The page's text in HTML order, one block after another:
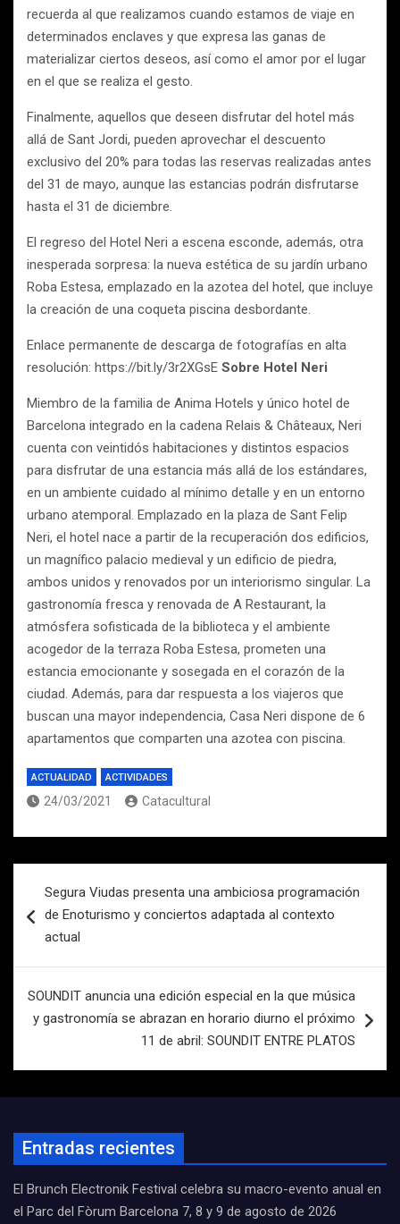
recuerda al que realizamos cuando estamos de viaje en
determinados enclaves y que expresa las ganas de
materializar ciertos deseos, así como el amor por el lugar
en el que se realiza el gesto.
Finalmente, aquellos que deseen disfrutar del hotel más
allá de Sant Jordi, pueden aprovechar el descuento
exclusivo del 20% para todas las reservas realizadas antes
del 31 de mayo, aunque las estancias podrán disfrutarse
hasta el 31 de diciembre.
El regreso del Hotel Neri a escena esconde, además, otra
inesperada sorpresa: la nueva estética de su jardín urbano
Roba Estesa, emplazado en la azotea del hotel, que incluye
la creación de una coqueta piscina desbordante.
Enlace permanente de descarga de fotografías en alta
resolución: https://bit.ly/3r2XGsE Sobre Hotel Neri
Miembro de la familia de Anima Hotels y único hotel de
Barcelona integrado en la cadena Relais & Châteaux, Neri
cuenta con veintidós habitaciones y distintos espacios
para disfrutar de una estancia más allá de los estándares,
en un ambiente cuidado al mínimo detalle y en un entorno
urbano atemporal. Emplazado en la plaza de Sant Felip
Neri, el hotel nace a partir de la recuperación dos edificios,
un magnífico palacio medieval y un edificio de piedra,
ambos unidos y renovados por un interiorismo singular. La
gastronomía fresca y renovada de A Restaurant, la
atmósfera sofisticada de la biblioteca y el ambiente
acogedor de la terraza Roba Estesa, prometen una
estancia emocionante y sosegada en el corazón de la
ciudad. Además, para dar respuesta a los viajeros que
buscan una mayor independencia, Casa Neri dispone de 6
apartamentos que comparten una azotea con piscina.
ACTUALIDAD ACTIVIDADES
24/03/2021 Catacultural
de
entradas
Segura Viudas presenta una ambiciosa programación
de Enoturismo y conciertos adaptada al contexto
actual
SOUNDIT anuncia una edición especial en la que música
y gastronomía se abrazan en horario diurno el próximo
11 de abril: SOUNDIT ENTRE PLATOS
Entradas recientes
El Brunch Electronik Festival celebra su macro-evento anual en
el Parc del Fòrum Barcelona 7, 8 y 9 de agosto de 2026